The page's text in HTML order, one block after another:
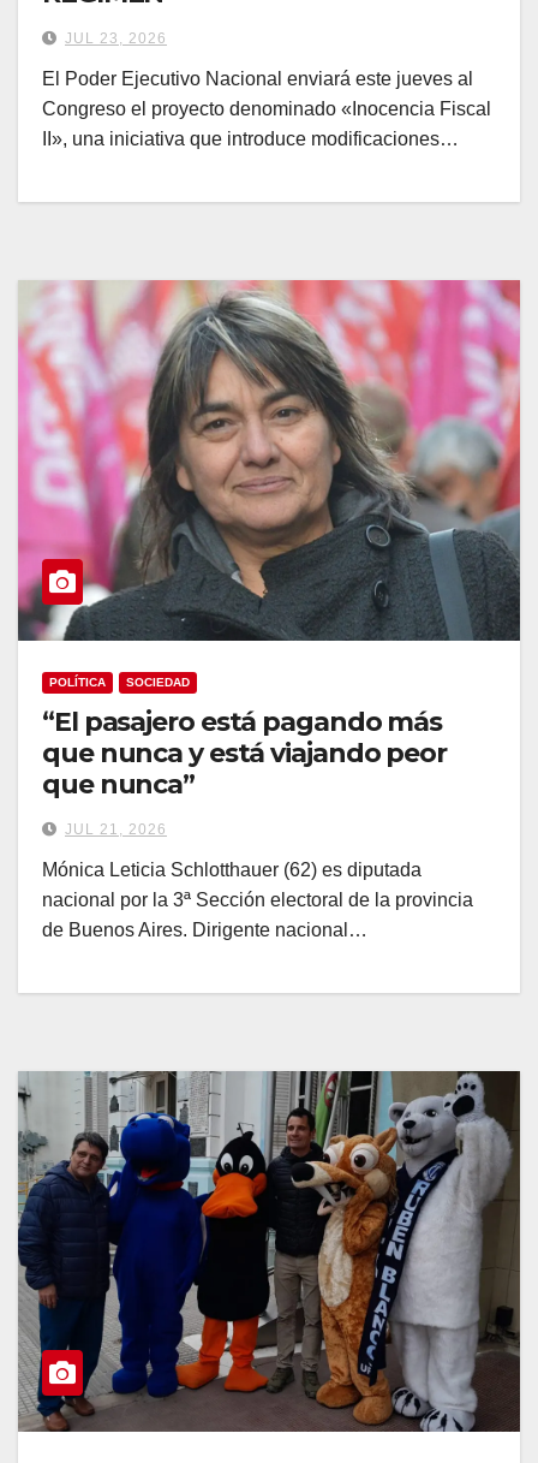
JUL 23, 2026
El Poder Ejecutivo Nacional enviará este jueves al
Congreso el proyecto denominado «Inocencia Fiscal
II», una iniciativa que introduce modificaciones…
POLÍTICA SOCIEDAD
“El pasajero está pagando más
que nunca y está viajando peor
que nunca”
JUL 21, 2026
Mónica Leticia Schlotthauer (62) es diputada
nacional por la 3ª Sección electoral de la provincia
de Buenos Aires. Dirigente nacional…